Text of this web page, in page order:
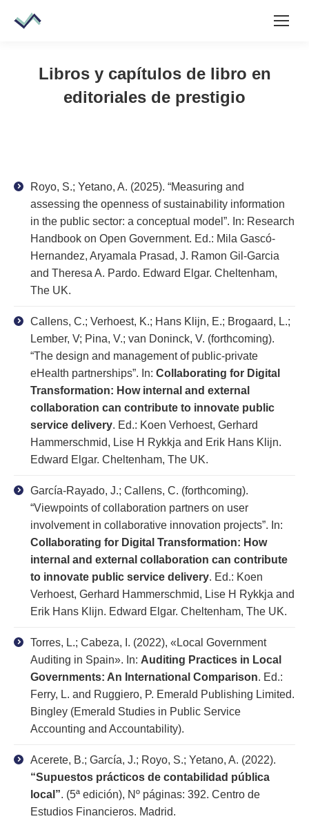
Libros y capítulos de libro en
editoriales de prestigio
Royo, S.; Yetano, A. (2025). “Measuring and
assessing the openness of sustainability information
in the public sector: a conceptual model”. In: Research
Handbook on Open Government. Ed.: Mila Gascó-
Hernandez, Aryamala Prasad, J. Ramon Gil-Garcia
and Theresa A. Pardo. Edward Elgar. Cheltenham,
The UK.
Callens, C.; Verhoest, K.; Hans Klijn, E.; Brogaard, L.;
Lember, V; Pina, V.; van Doninck, V. (forthcoming).
“The design and management of public-private
eHealth partnerships”. In: Collaborating for Digital
Transformation: How internal and external
collaboration can contribute to innovate public
service delivery. Ed.: Koen Verhoest, Gerhard
Hammerschmid, Lise H Rykkja and Erik Hans Klijn.
Edward Elgar. Cheltenham, The UK.
García-Rayado, J.; Callens, C. (forthcoming).
“Viewpoints of collaboration partners on user
involvement in collaborative innovation projects”. In:
Collaborating for Digital Transformation: How
internal and external collaboration can contribute
to innovate public service delivery. Ed.: Koen
Verhoest, Gerhard Hammerschmid, Lise H Rykkja and
Erik Hans Klijn. Edward Elgar. Cheltenham, The UK.
Torres, L.; Cabeza, I. (2022), «Local Government
Auditing in Spain». In: Auditing Practices in Local
Governments: An International Comparison. Ed.:
Ferry, L. and Ruggiero, P. Emerald Publishing Limited.
Bingley (Emerald Studies in Public Service
Accounting and Accountability).
Acerete, B.; García, J.; Royo, S.; Yetano, A. (2022).
“Supuestos prácticos de contabilidad pública
local”. (5ª edición), Nº páginas: 392. Centro de
Estudios Financieros. Madrid.